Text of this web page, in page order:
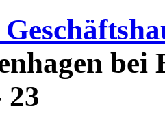
23